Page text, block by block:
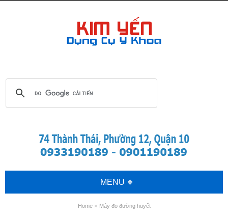
MENU
Home» Máy đo đường huyết